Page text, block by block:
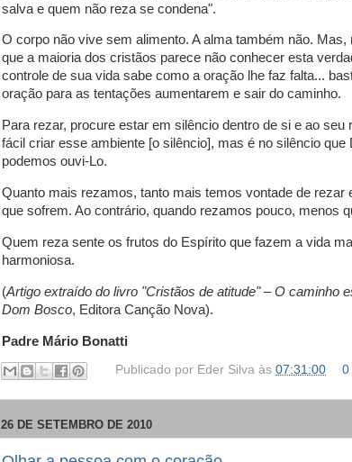
salva e quem não reza se condena".
O corpo não vive sem alimento. A alma também não. Mas,
que a maioria dos cristãos parece não conhecer esta
controle de sua vida sabe como a oração lhe faz falta...
oração para as tentações aumentarem e sair do caminho.
Para rezar, procure estar em silêncio dentro de si e ao seu
fácil criar esse ambiente [o silêncio], mas é no silêncio que
podemos ouvi-Lo.
Quanto mais rezamos, tanto mais temos vontade de rezar
que sofrem. Ao contrário, quando rezamos pouco, menos
Quem reza sente os frutos do Espírito que fazem a vida
harmoniosa.
(Artigo extraído do livro "Cristãos de atitude" – O caminho
Dom Bosco, Editora Canção Nova).
Padre Mário Bonatti
Publicado por Eder Silva às 07:31:00 0
26 DE SETEMBRO DE 2010